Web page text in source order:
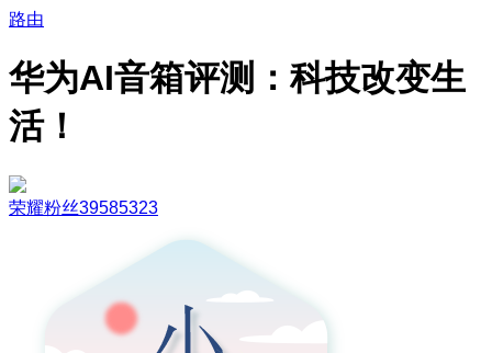
路由
华为AI音箱评测：科技改变生
活！
荣耀粉丝39585323